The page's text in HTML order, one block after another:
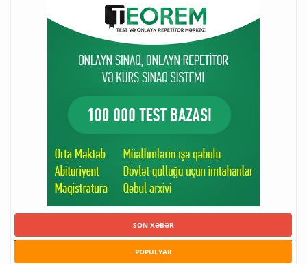
SON XƏBƏR
POPULYAR